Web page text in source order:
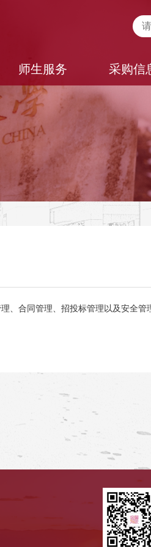
师生服务 采购信
、合同管理、招投标管理以及安全